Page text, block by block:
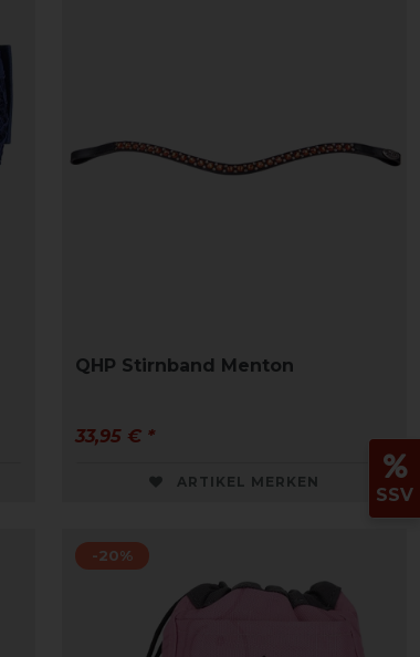
QHP Stirnband Menton
33,95 € *
ARTIKEL MERKEN
-20%
SSV